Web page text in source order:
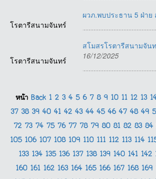
โรตารีสนามจันทร์
ผวภ.พบประธาน 5 ฝ่า
โรตารีสนามจันทร์
สโมสรโรตารีสนามจัน
16/12/2025
หน้า Back 1 2 3 4 5 6 7 8 9 10 11 12 13
37 38 39 40 41 42 43 44 45 46 47 48 49
72 73 74 75 76 77 78 79 80 81 82 83 84
105 106 107 108 109 110 111 112 113 114
133 134 135 136 137 138 139 140 141 142
160 161 162 163 164 165 166 167 168 169